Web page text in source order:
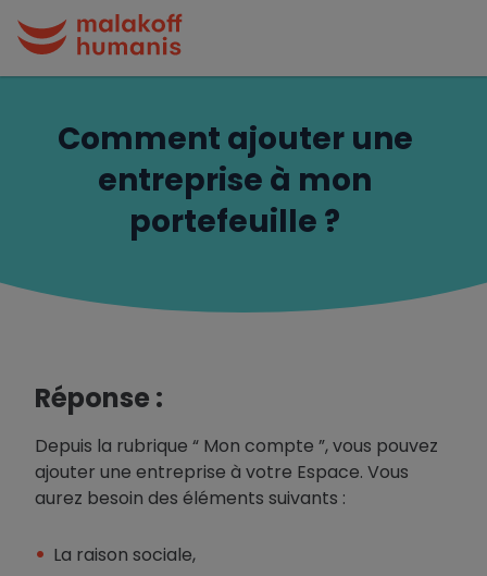
Comment ajouter une
entreprise à mon
portefeuille ?
Réponse :
Depuis la rubrique “ Mon compte ”, vous pouvez
ajouter une entreprise à votre Espace. Vous
aurez besoin des éléments suivants :
La raison sociale,